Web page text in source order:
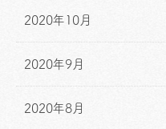
2020年10月
2020年9月
2020年8月